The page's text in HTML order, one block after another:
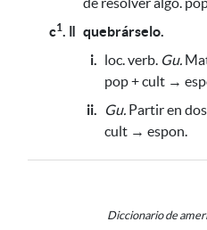
c1. ǁ quebrárselo.
i. loc. verb. Gu.
pop + cult →
ii.
Gu. Partir en
cult → espon.
Diccionario de